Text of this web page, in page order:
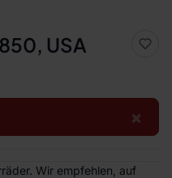
USA
×
Wir empfehlen, auf